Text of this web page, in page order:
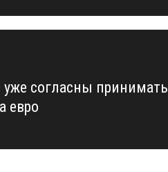
уже согласны принимать
евро